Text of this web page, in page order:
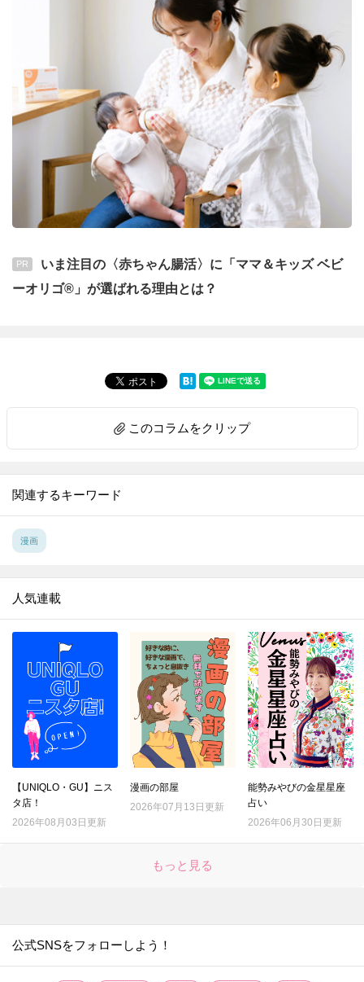
PR
いま注目の〈赤ちゃん腸活〉に「ママ＆キッズ ベビ
ーオリゴ®」が選ばれる理由とは？
このコラムをクリップ
関連するキーワード
漫画
人気連載
【UNIQLO・GU】ニス
タ店！
2026年08月03日更新
漫画の部屋
2026年07月13日更新
能勢みやびの金星星座
占い
2026年06月30日更新
もっと見る
公式SNSをフォローしよう！